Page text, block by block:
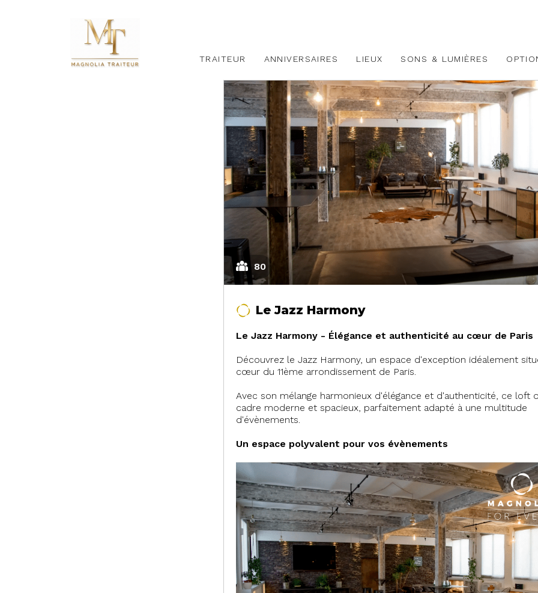
TRAITEUR ANNIVERSAIRES LIEUX SONS & LUMIÈRES
80
Le Jazz Harmony
Le Jazz Harmony - Élégance et authenticité au cœur de Paris
Découvrez le Jazz Harmony, un espace d'exception idéalement
cœur du 11ème arrondissement de Paris.
Avec son mélange harmonieux d'élégance et d'authenticité, ce loft
cadre moderne et spacieux, parfaitement adapté à une multitude
d'évènements.
Un espace polyvalent pour vos évènements